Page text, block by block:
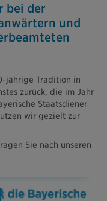
bei der
und
jährige Tradition in
zurück, die im Jahr
Staatsdiener
wir gezielt zur
Sie nach unseren